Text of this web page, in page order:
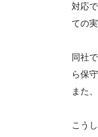
対応
ての
同社
ら保
また
こう